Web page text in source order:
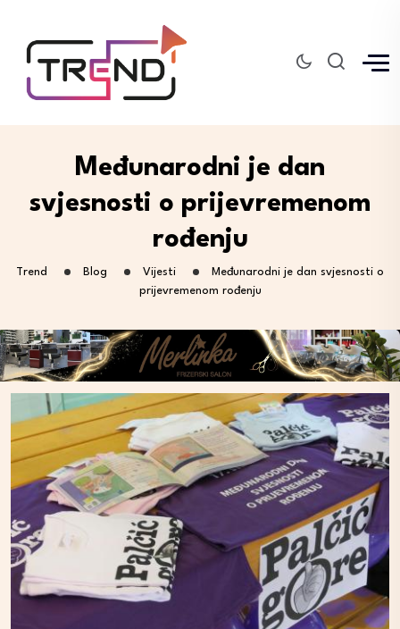
Međunarodni je dan
svjesnosti o prijevremenom
rođenju
Trend Blog Vijesti
Međunarodni je dan svjesnosti o
prijevremenom rođenju